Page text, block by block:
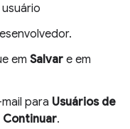
em Salvar e em
para Usuários de
Continuar.